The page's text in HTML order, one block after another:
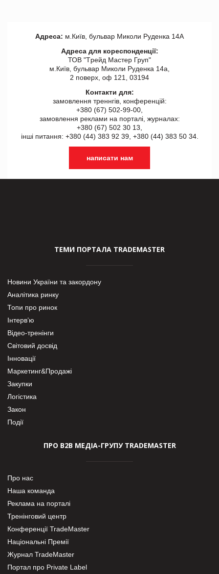
Адреса: м.Київ, бульвар Миколи Руденка 14А
Адреса для кореспонденції:
ТОВ "Tрейд Мастер Груп"
м.Київ, бульвар Миколи Руденка 14а,
2 поверх, оф 121, 03194
Контакти для:
замовлення треннгів, конференцій:
+380 (67) 502-99-00,
замовлення реклами на порталі, журналах:
+380 (67) 502 30 13,
інші питання: +380 (44) 383 92 39, +380 (44) 383 50 34.
написати нам
ТЕМИ ПОРТАЛА TRADEMASTER
Новини України та закордону
Аналітика ринку
Топи про ринок
Інтерв’ю
Відео-тренінги
Світовий досвід
Інновації
Маркетинг&Продажі
Закупки
Логістика
Закон
Події
ПРО В2В МЕДІА-ГРУПУ TRADEMASTER
Про нас
Наша команда
Реклама на порталі
Тренінговий центр
Конференції TradeMaster
Національні Премії
Журнал TradeMaster
Портал про Private Label